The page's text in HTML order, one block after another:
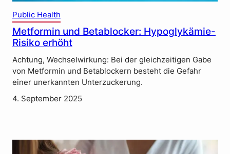
Public Health
Metformin und Betablocker: Hypoglykämie-
Risiko erhöht
Achtung, Wechselwirkung: Bei der gleichzeitigen Gabe
von Metformin und Betablockern besteht die Gefahr
einer unerkannten Unterzuckerung.
4. September 2025